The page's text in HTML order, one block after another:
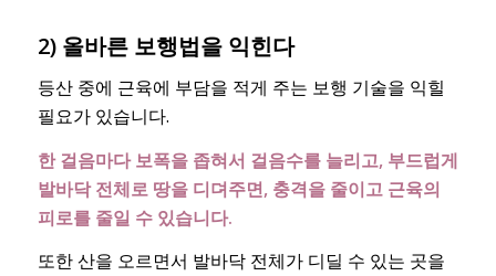
2) 올바른 보행법을 익힌다
등산 중에 근육에 부담을 적게 주는 보행 기술을 익힐
필요가 있습니다.
한 걸음마다 보폭을 좁혀서 걸음수를 늘리고, 부드럽게
발바닥 전체로 땅을 디뎌주면, 충격을 줄이고 근육의
피로를 줄일 수 있습니다.
또한 산을 오르면서 발바닥 전체가 디딜 수 있는 곳을